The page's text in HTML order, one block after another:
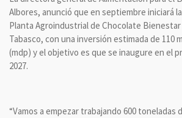
Albores, anunció que en septiembre iniciará
Planta Agroindustrial de Chocolate Bienestar
Tabasco, con una inversión estimada de 110
(mdp) y el objetivo es que se inaugure en el
2027.
“Vamos a empezar trabajando 600 toneladas